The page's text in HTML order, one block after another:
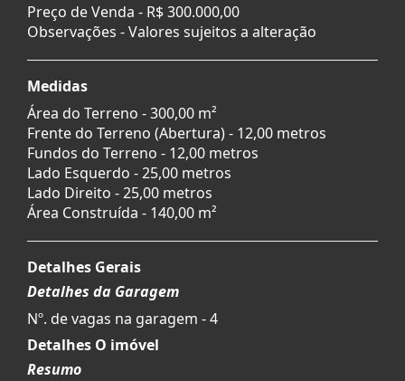
Preço de Venda - R$ 300.000,00
Observações - Valores sujeitos a alteração
Medidas
Área do Terreno - 300,00 m²
Frente do Terreno (Abertura) - 12,00 metros
Fundos do Terreno - 12,00 metros
Lado Esquerdo - 25,00 metros
Lado Direito - 25,00 metros
Área Construída - 140,00 m²
Detalhes Gerais
Detalhes da Garagem
Nº. de vagas na garagem - 4
Detalhes O imóvel
Resumo